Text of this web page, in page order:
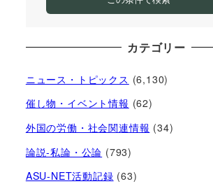
カテゴリー
ニュース・トピックス (6,130)
催し物・イベント情報 (62)
外国の労働・社会関連情報 (34)
論説-私論・公論 (793)
ASU-NET活動記録 (63)